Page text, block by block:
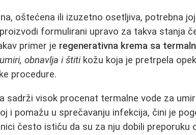
oštećena ili izuzetno osetljiva, potrebna
formulirani upravo za takva stanja
primer je regenerativna krema sa
umiri, obnavlja i štitikožu koja je pretrpela
procedure.
sadrži visok procenat termalne vode za
i pomažu u sprečavanju infekcija, čini je
često ističu da su za nju dobili preporuku